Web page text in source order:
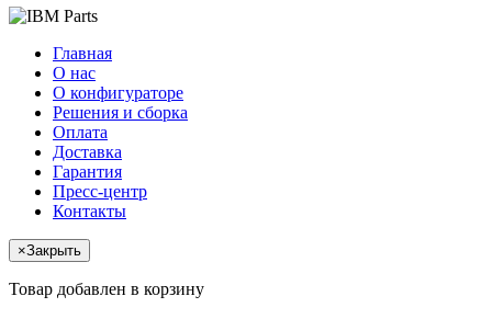
Главная
О нас
О конфигураторе
Решения и сборка
Оплата
Доставка
Гарантия
Пресс-центр
Контакты
×Закрыть
Товар добавлен в корзину